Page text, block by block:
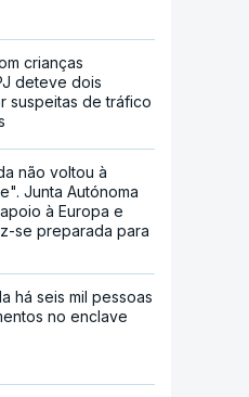
crianças
deteve dois
suspeitas de tráfico
não voltou à
Junta Autónoma
à Europa e
se preparada para
há seis mil pessoas
no enclave